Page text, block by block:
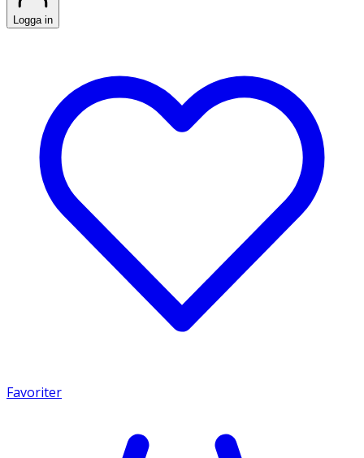
Logga in
Favoriter